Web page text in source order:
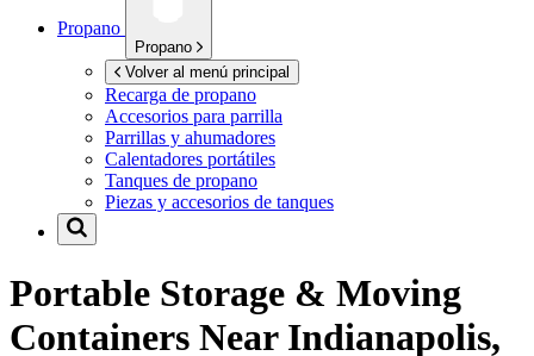
Propano
Propano
Volver al menú principal
Recarga de propano
Accesorios para parrilla
Parrillas y ahumadores
Calentadores portátiles
Tanques de propano
Piezas y accesorios de tanques
Portable Storage & Moving
Containers Near Indianapolis,